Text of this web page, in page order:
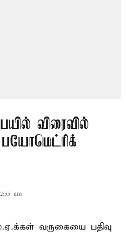
விரைவில்
பயோமெட்ரிக்
am
வருகையை பதிவு